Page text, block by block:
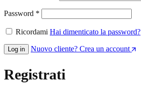
Password *
Ricordami Hai dimenticato la password?
Log in Nuovo cliente? Crea un account
Registrati